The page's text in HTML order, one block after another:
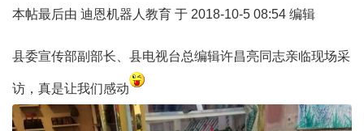
本帖最后由 迪恩机器人教育 于 2018-10-5 08:54 编辑
县委宣传部副部长、县电视台总编辑许昌亮同志亲临现场采
访，真是让我们感动